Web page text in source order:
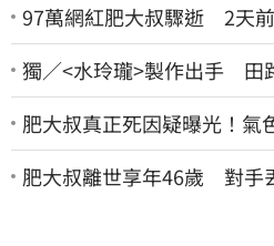
97萬網紅肥大叔驟逝 2天
獨／<水玲瓏>製作出手 田
肥大叔真正死因疑曝光！
一點超不合理
肥大叔離世享年46歲 對手